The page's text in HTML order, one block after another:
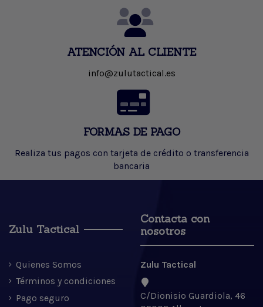
ATENCIÓN AL CLIENTE
info@zulutactical.es
FORMAS DE PAGO
Realiza tus pagos con tarjeta de crédito o transferencia
bancaria
Zulu Tactical
Quienes Somos
Términos y condiciones
Pago seguro
Contacta con
nosotros
Zulu Tactical
C/Dionisio Guardiola, 46